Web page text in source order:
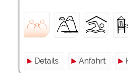
Details Anfahrt